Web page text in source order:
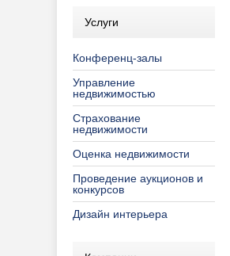
Услуги
Конференц-залы
Управление
недвижимостью
Страхование
недвижимости
Оценка недвижимости
Проведение аукционов и
конкурсов
Дизайн интерьера